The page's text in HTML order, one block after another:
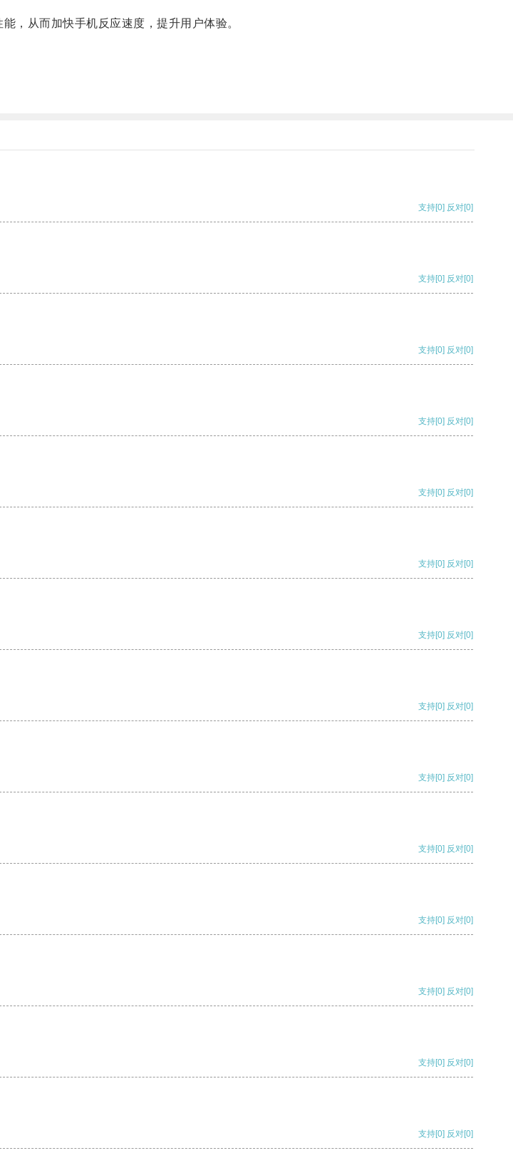
从而加快手机反应速度，提升用户体验。
支持[0] 反对[0]
支持[0] 反对[0]
支持[0] 反对[0]
支持[0] 反对[0]
支持[0] 反对[0]
支持[0] 反对[0]
支持[0] 反对[0]
支持[0] 反对[0]
支持[0] 反对[0]
支持[0] 反对[0]
支持[0] 反对[0]
支持[0] 反对[0]
支持[0] 反对[0]
支持[0] 反对[0]